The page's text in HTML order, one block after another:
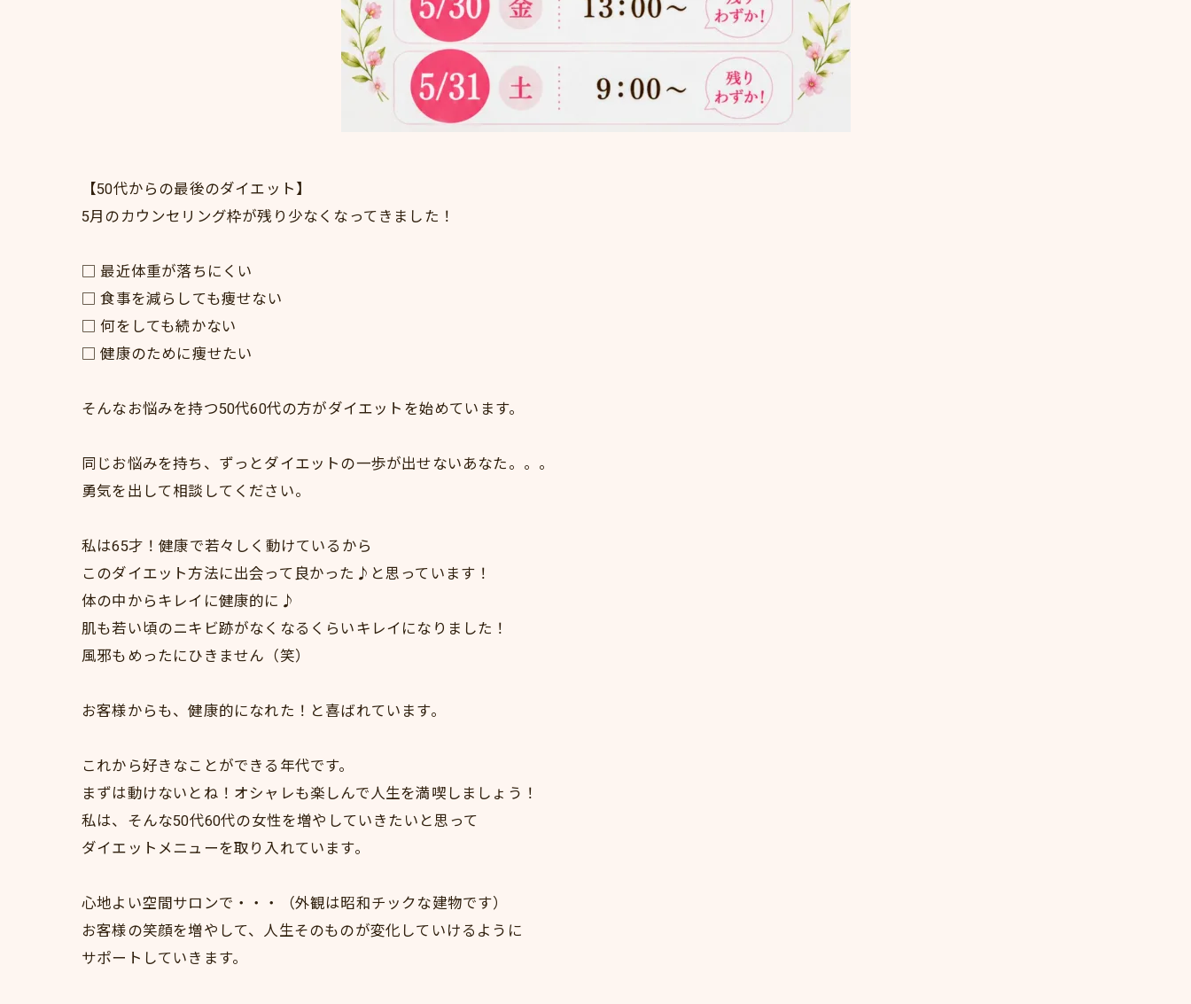
【50代からの最後のダイエット】
5月のカウンセリング枠が残り少なくなってきました！
□ 最近体重が落ちにくい
□ 食事を減らしても痩せない
□ 何をしても続かない
□ 健康のために痩せたい
そんなお悩みを持つ50代60代の方がダイエットを始めています。
同じお悩みを持ち、ずっとダイエットの一歩が出せないあなた。。。
勇気を出して相談してください。
私は65才！健康で若々しく動けているから
このダイエット方法に出会って良かった♪と思っています！
体の中からキレイに健康的に♪
肌も若い頃のニキビ跡がなくなるくらいキレイになりました！
風邪もめったにひきません（笑）
お客様からも、健康的になれた！と喜ばれています。
これから好きなことができる年代です。
まずは動けないとね！オシャレも楽しんで人生を満喫しましょう！
私は、そんな50代60代の女性を増やしていきたいと思って
ダイエットメニューを取り入れています。
心地よい空間サロンで・・・（外観は昭和チックな建物です）
お客様の笑顔を増やして、人生そのものが変化していけるように
サポートしていきます。